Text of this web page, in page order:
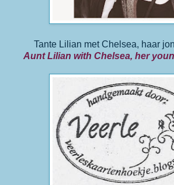
Tante Lilian met Chelsea, haar
Aunt Lilian with Chelsea, her